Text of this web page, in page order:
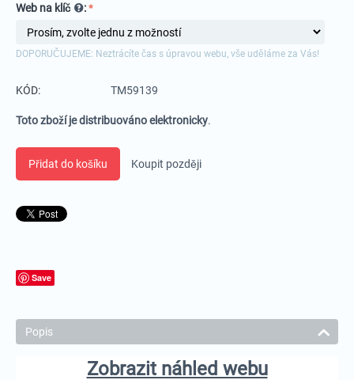
Web na klíč :
DOPORUČUJEME: Neztrácíte čas s úpravou webu, vše uděláme za Vás!
KÓD: TM59139
Toto zboží je distribuováno elektronicky.
Přidat do košíku Koupit později
Save
Popis
Zobrazit náhled webu